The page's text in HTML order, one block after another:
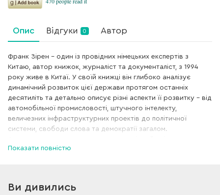
Опис Відгуки 0 Автор
Франк Зірен – один із провідних німецьких експертів з
Китаю, автор книжок, журналіст та документаліст, з 1994
року живе в Китаї. У своїй книжці він глибоко аналізує
динамічний розвиток цієї держави протягом останніх
десятиліть та детально описує різні аспекти її розвитку – від
автомобільної промисловості, штучного інтелекту,
величезних інфраструктурних проектів до політичної
системи, свободи слова та демократії загалом.
приділяти більше уваги розвиткові взаємовідносин з
сьогодні – це амбітна, динамічна, інноваційна та рішуча
Показати повністю
Ви дивились